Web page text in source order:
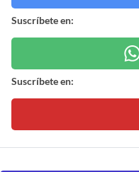
Suscríbete en:
Suscríbete en: